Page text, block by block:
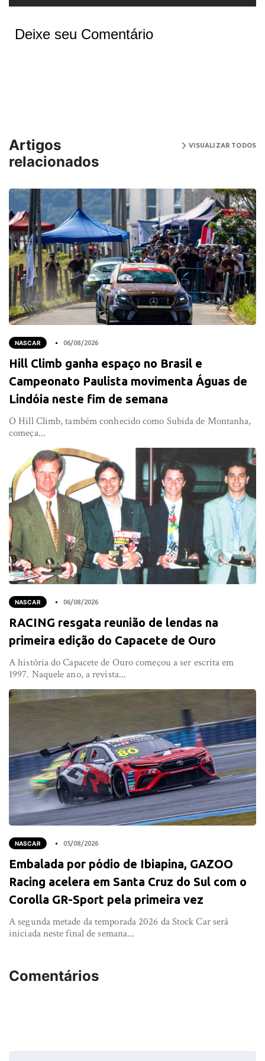
Deixe seu Comentário
Artigos
relacionados
VISUALIZAR TODOS
NASCAR 06/08/2026
Hill Climb ganha espaço no Brasil e
Campeonato Paulista movimenta Águas de
Lindóia neste fim de semana
O Hill Climb, também conhecido como Subida de Montanha,
começa...
NASCAR 06/08/2026
RACING resgata reunião de lendas na
primeira edição do Capacete de Ouro
A história do Capacete de Ouro começou a ser escrita em
1997. Naquele ano, a revista...
NASCAR 05/08/2026
Embalada por pódio de Ibiapina, GAZOO
Racing acelera em Santa Cruz do Sul com o
Corolla GR-Sport pela primeira vez
A segunda metade da temporada 2026 da Stock Car será
iniciada neste final de semana...
Comentários